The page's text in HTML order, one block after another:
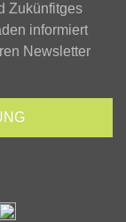
Zukünfitges
informiert
Newsletter